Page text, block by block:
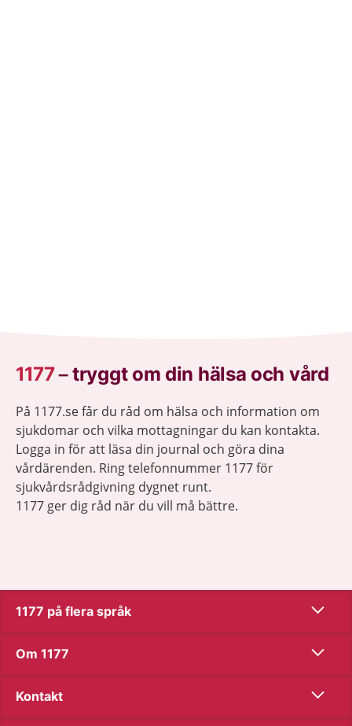
1177–tryggt om din hälsa och vård
På 1177.se får du råd om hälsa och information om
sjukdomar och vilka mottagningar du kan kontakta.
Logga in för att läsa din journal och göra dina
vårdärenden. Ring telefonnummer 1177 för
sjukvårdsrådgivning dygnet runt.
1177 ger dig råd när du vill må bättre.
1177 på flera språk Show
Om 1177 Show
Kontakt Show